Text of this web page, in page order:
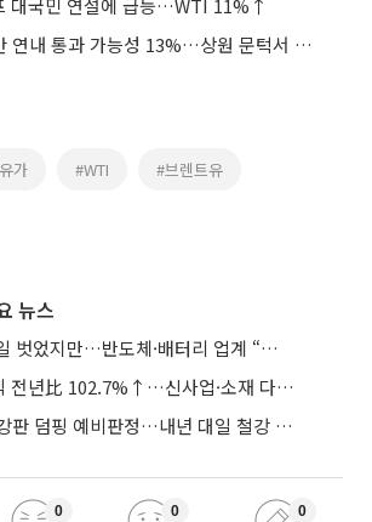
대국민 연설에 급등…WTI 11%↑
美 클래리티 법안 연내 통과 가능성 13%…상원 문턱서 제동
가 #WTI #브렌트유
뉴스
‘한국판 IRA’ 베일 벗었지만…반도체·배터리 업계 “시행령이 관건”
에코프로, 영업익 전년比 102.7%↑…신사업·소재 다각화 박차
日, 한국산 도금강판 덤핑 예비판정…내년 대일 철강 수출 ‘빨간불’
0 0 0